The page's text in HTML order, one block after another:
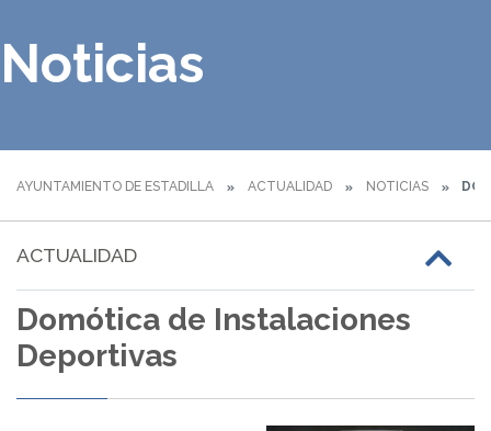
Noticias
AYUNTAMIENTO DE ESTADILLA ACTUALIDAD NOTICIAS
ACTUALIDAD
Domótica de Instalaciones
Deportivas